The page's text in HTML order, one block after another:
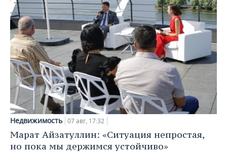
Недвижимость 07 авг, 17:32
Марат Айзатуллин: «Ситуация непростая,
но пока мы держимся устойчиво»